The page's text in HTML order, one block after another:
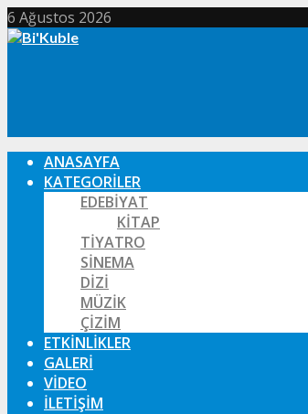
6 Ağustos 2026
ANASAYFA
KATEGORILER
EDEBIYAT
KITAP
TIYATRO
SINEMA
DIZI
MÜZIK
ÇIZIM
ETKINLIKLER
GALERI
VIDEO
İLETIŞIM